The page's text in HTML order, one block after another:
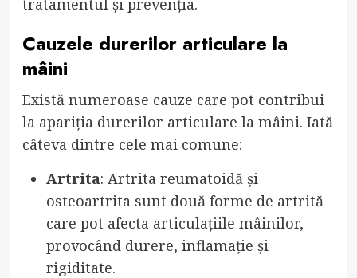
Cauzele durerilor articulare la
mâini
Există numeroase cauze care pot contribui
la apariția durerilor articulare la mâini. Iată
câteva dintre cele mai comune:
Artrita: Artrita reumatoidă și
osteoartrita sunt două forme de artrită
care pot afecta articulațiile mâinilor,
provocând durere, inflamație și
rigiditate.